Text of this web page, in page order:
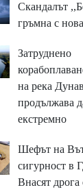
Скандалът
гръмна с
Затруднено
на река Дунав
продължава
екстремно
Шефът на
сигурност в
Внасят дрога